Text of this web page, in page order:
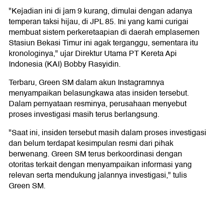
"Kejadian ini di jam 9 kurang, dimulai dengan adanya
temperan taksi hijau, di JPL 85. Ini yang kami curigai
membuat sistem perkeretaapian di daerah emplasemen
Stasiun Bekasi Timur ini agak terganggu, sementara itu
kronologinya," ujar Direktur Utama PT Kereta Api
Indonesia (KAI) Bobby Rasyidin.
Terbaru, Green SM dalam akun Instagramnya
menyampaikan belasungkawa atas insiden tersebut.
Dalam pernyataan resminya, perusahaan menyebut
proses investigasi masih terus berlangsung.
"Saat ini, insiden tersebut masih dalam proses investigasi
dan belum terdapat kesimpulan resmi dari pihak
berwenang. Green SM terus berkoordinasi dengan
otoritas terkait dengan menyampaikan informasi yang
relevan serta mendukung jalannya investigasi," tulis
Green SM.